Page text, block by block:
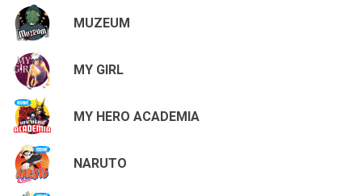
MUZEUM
MY GIRL
MY HERO ACADEMIA
NARUTO